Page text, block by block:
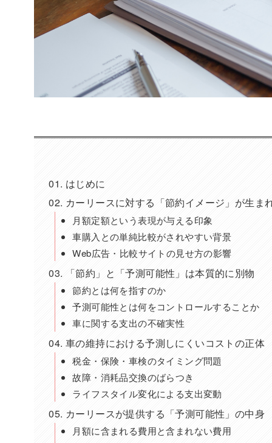
はじめに
カーリースに対する「節約イメージ」が生ま
月額定額という表現が与える印象
車購入との単純比較がされやすい背景
Web広告・比較サイトの見せ方の影響
「節約」と「予測可能性」は本質的に別物
節約とは何を指すのか
予測可能性とは何をコントロールすることか
車に関する支出の不確実性
車の維持における予測しにくいコストの正体
税金・保険・車検のタイミング問題
故障・消耗品交換のばらつき
ライフスタイル変化による支出変動
カーリースが提供する「予測可能性」の中身
月額に含まれる費用と含まれない費用